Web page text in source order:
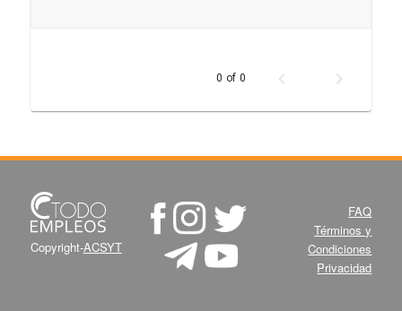
0 of 0
Copyright-ACSYT
FAQ
Términos y
Condiciones
Privacidad